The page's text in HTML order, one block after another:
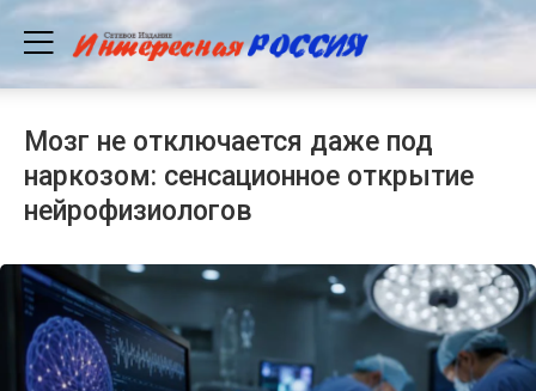
Мозг не отключается даже под
наркозом: сенсационное открытие
нейрофизиологов